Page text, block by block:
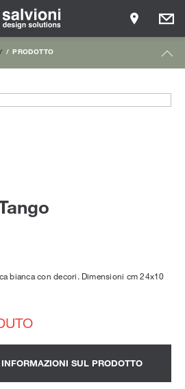
PRODOTTO
bianca con decori. Dimensioni cm 24x10
SUL PRODOTTO